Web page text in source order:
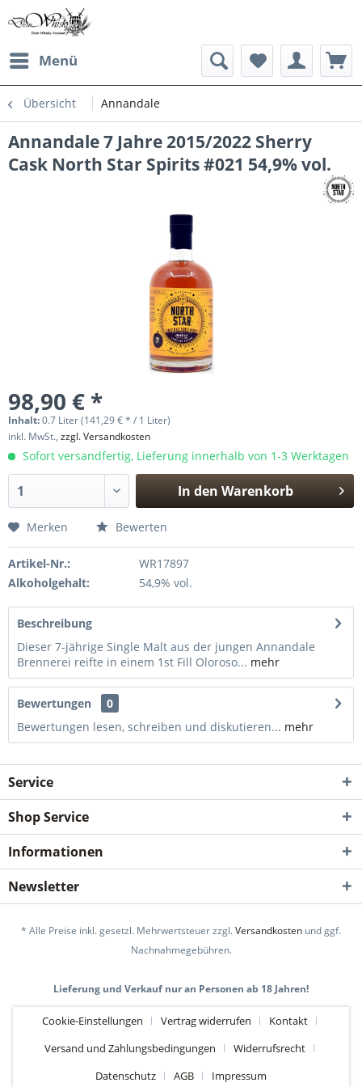
Menü
Übersicht Annandale
Annandale 7 Jahre 2015/2022 Sherry
Cask North Star Spirits #021 54,9% vol.
98,90 € *
Inhalt:0.7 Liter (141,29 € * / 1 Liter)
inkl. MwSt., zzgl. Versandkosten
Sofort versandfertig, Lieferung innerhalb von 1-3 Werktagen
In den Warenkorb
Merken Bewerten
Artikel-Nr.:
WR17897
Alkoholgehalt:
54,9% vol.
Beschreibung
Dieser 7-jährige Single Malt aus der jungen Annandale
Brennerei reifte in einem 1st Fill Oloroso... mehr
Bewertungen
0
Bewertungen lesen, schreiben und diskutieren... mehr
Service
Shop Service
Informationen
Newsletter
* Alle Preise inkl. gesetzl. Mehrwertsteuer zzgl.Versandkosten und ggf.
Nachnahmegebühren.
Lieferung und Verkauf nur an Personen ab 18 Jahren!
Cookie-Einstellungen Vertrag widerrufen
Kontakt
Versand und Zahlungsbedingungen
Widerrufsrecht
Datenschutz
AGB Impressum